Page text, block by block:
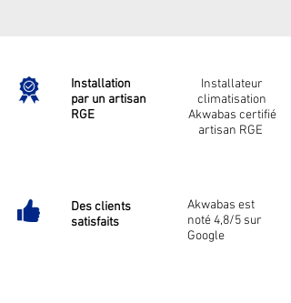
Installation
par un artisan
RGE
Installateur
climatisation
Akwabas certifié
artisan RGE
Des clients
satisfaits
Akwabas est
noté 4,8/5 sur
Google